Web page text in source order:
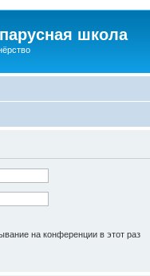
школа
на конференции в этот раз